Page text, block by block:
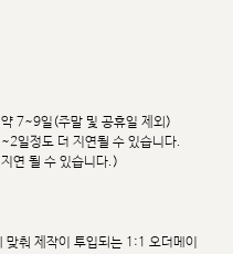
7~9일(주말 및 공휴일 제외)
일정도 더 지연될 수 있습니다.
연 될 수 있습니다.)
춰 제작이 투입되는 1:1 오더메이